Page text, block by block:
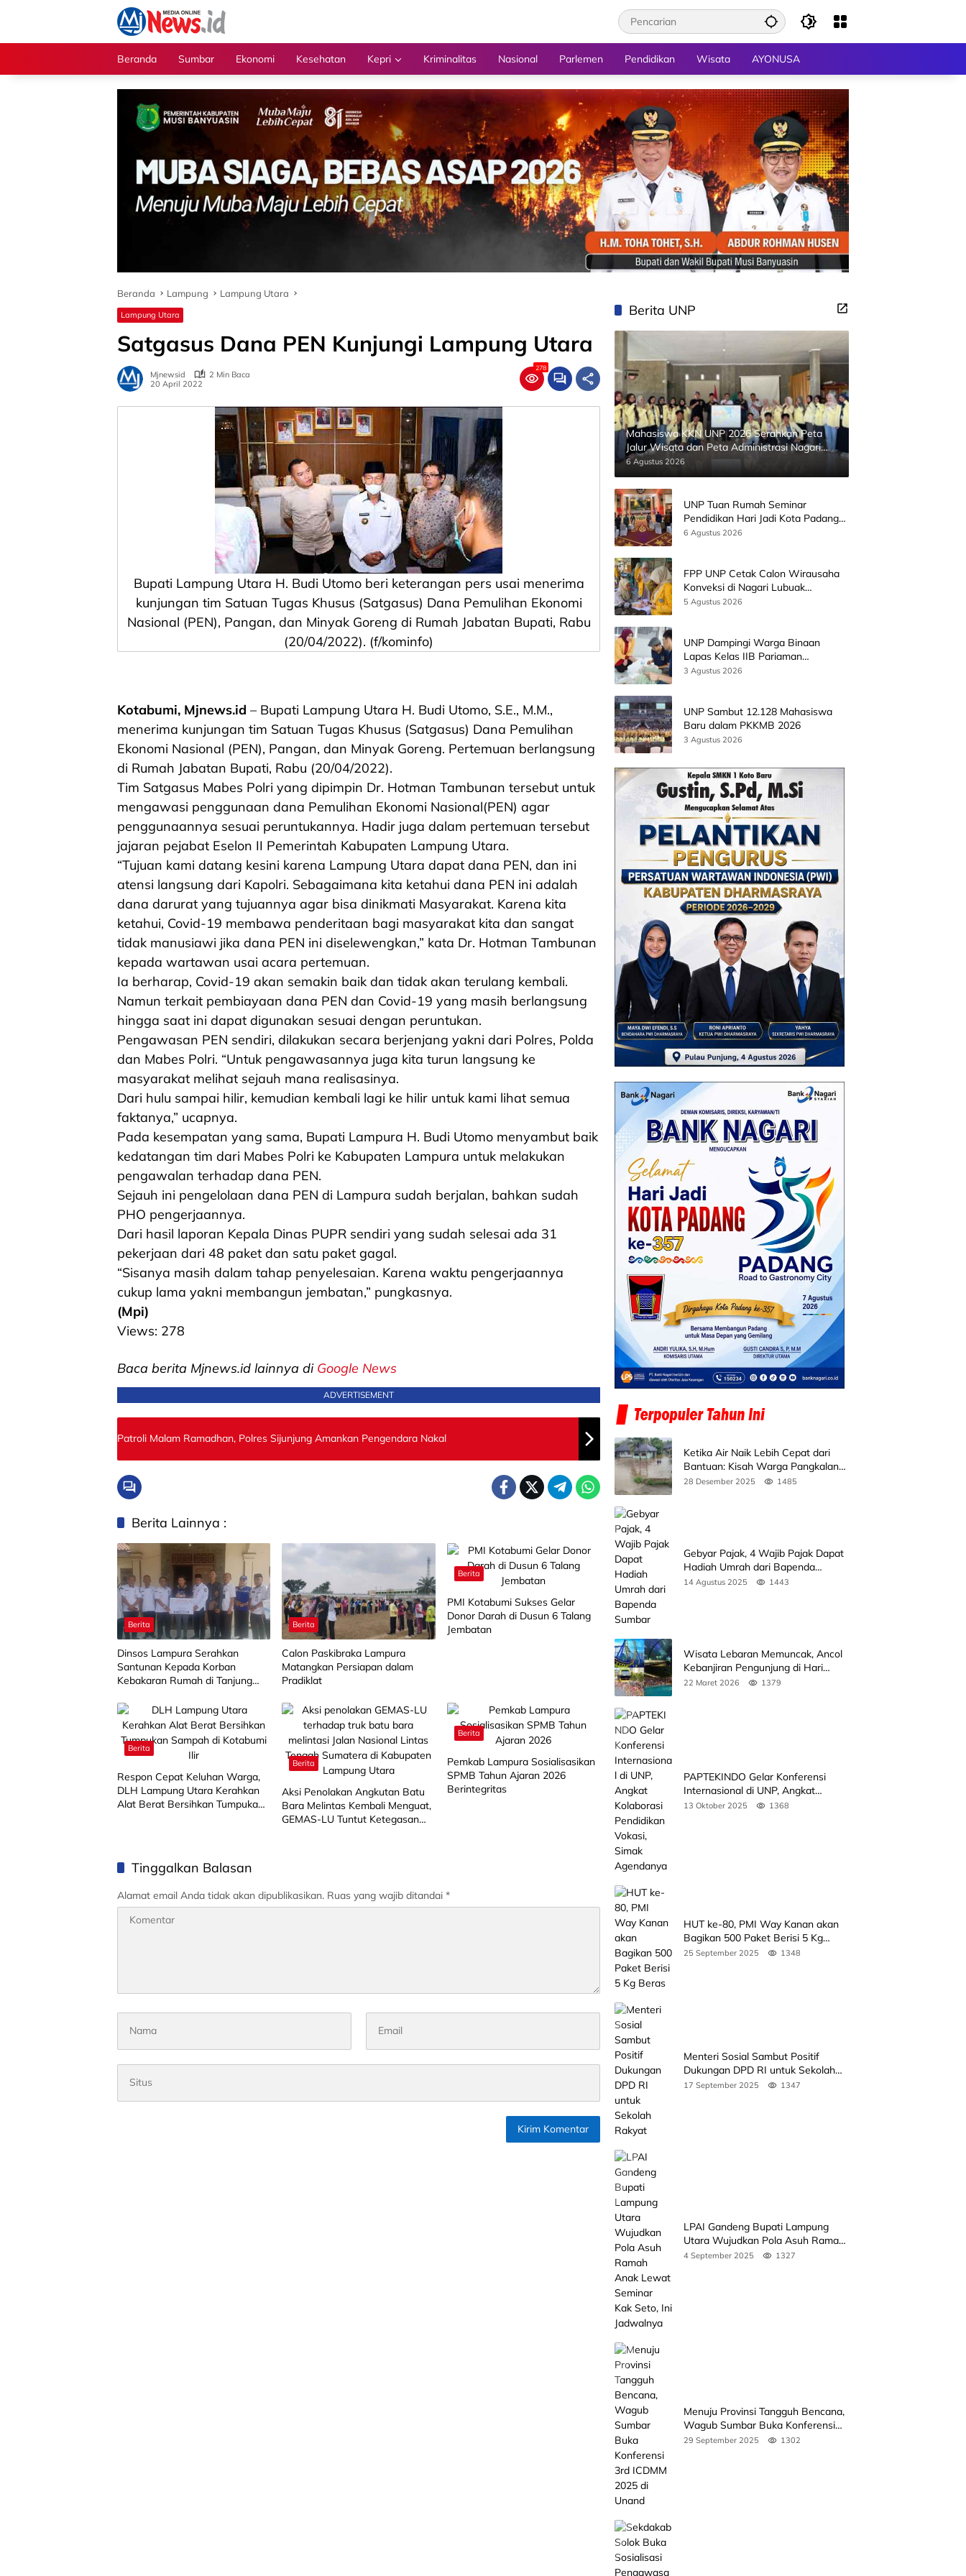
Beranda
Sumbar Ekonomi Kesehatan Kepri Kriminalitas Nasional Parlemen Pendidikan Wisata AYONUSA
Beranda Lampung Lampung Utara
Lampung Utara
Satgasus Dana PEN Kunjungi Lampung Utara
Mjnewsid
2 Min Baca
20 April 2022
278
Bupati Lampung Utara H. Budi Utomo beri keterangan pers usai menerima
kunjungan tim Satuan Tugas Khusus (Satgasus) Dana Pemulihan Ekonomi
Nasional (PEN), Pangan, dan Minyak Goreng di Rumah Jabatan Bupati, Rabu
(20/04/2022). (f/kominfo)
Kotabumi, Mjnews.id – Bupati Lampung Utara H. Budi Utomo, S.E., M.M.,
menerima kunjungan tim Satuan Tugas Khusus (Satgasus) Dana Pemulihan
Ekonomi Nasional (PEN), Pangan, dan Minyak Goreng. Pertemuan berlangsung
di Rumah Jabatan Bupati, Rabu (20/04/2022).
Tim Satgasus Mabes Polri yang dipimpin Dr. Hotman Tambunan tersebut untuk
mengawasi penggunaan dana Pemulihan Ekonomi Nasional(PEN) agar
penggunaannya sesuai peruntukannya. Hadir juga dalam pertemuan tersebut
jajaran pejabat Eselon II Pemerintah Kabupaten Lampung Utara.
“Tujuan kami datang kesini karena Lampung Utara dapat dana PEN, dan ini
atensi langsung dari Kapolri. Sebagaimana kita ketahui dana PEN ini adalah
dana darurat yang tujuannya agar bisa dinikmati Masyarakat. Karena kita
ketahui, Covid-19 membawa penderitaan bagi masyarakat kita dan sangat
tidak manusiawi jika dana PEN ini diselewengkan,” kata Dr. Hotman Tambunan
kepada wartawan usai acara pertemuan.
Ia berharap, Covid-19 akan semakin baik dan tidak akan terulang kembali.
Namun terkait pembiayaan dana PEN dan Covid-19 yang masih berlangsung
hingga saat ini dapat digunakan sesuai dengan peruntukan.
Pengawasan PEN sendiri, dilakukan secara berjenjang yakni dari Polres, Polda
dan Mabes Polri. “Untuk pengawasannya juga kita turun langsung ke
masyarakat melihat sejauh mana realisasinya.
Dari hulu sampai hilir, kemudian kembali lagi ke hilir untuk kami lihat semua
faktanya,” ucapnya.
Pada kesempatan yang sama, Bupati Lampura H. Budi Utomo menyambut baik
kedatangan tim dari Mabes Polri ke Kabupaten Lampura untuk melakukan
pengawalan terhadap dana PEN.
Sejauh ini pengelolaan dana PEN di Lampura sudah berjalan, bahkan sudah
PHO pengerjaannya.
Dari hasil laporan Kepala Dinas PUPR sendiri yang sudah selesai ada 31
pekerjaan dari 48 paket dan satu paket gagal.
“Sisanya masih dalam tahap penyelesaian. Karena waktu pengerjaannya
cukup lama yakni membangun jembatan,” pungkasnya.
(Mpi)
Views: 278
Baca berita Mjnews.id lainnya di Google News
ADVERTISEMENT
Patroli Malam Ramadhan, Polres Sijunjung Amankan Pengendara Nakal
Berita Lainnya :
Berita
Dinsos Lampura Serahkan
Santunan Kepada Korban
Kebakaran Rumah di Tanjung
Berita
Calon Paskibraka Lampura
Matangkan Persiapan dalam
Pradiklat
Berita
PMI Kotabumi Sukses Gelar
Donor Darah di Dusun 6 Talang
Jembatan
Berita
Respon Cepat Keluhan Warga,
DLH Lampung Utara Kerahkan
Alat Berat Bersihkan Tumpukan
Berita
Aksi Penolakan Angkutan Batu
Bara Melintas Kembali Menguat,
GEMAS-LU Tuntut Ketegasan
Berita
Pemkab Lampura Sosialisasikan
SPMB Tahun Ajaran 2026
Berintegritas
Tinggalkan Balasan
Alamat email Anda tidak akan dipublikasikan. Ruas yang wajib ditandai *
Berita UNP
Mahasiswa KKN UNP 2026 Serahkan Peta
Jalur Wisata dan Peta Administrasi Nagari
Paninggahan
6 Agustus 2026
UNP Tuan Rumah Seminar
Pendidikan Hari Jadi Kota Padang
Bersama Wamen Diktisainstek dan
6 Agustus 2026
FPP UNP Cetak Calon Wirausaha
Konveksi di Nagari Lubuak
Batingkok Limapuluh Kota
5 Agustus 2026
UNP Dampingi Warga Binaan
Lapas Kelas IIB Pariaman
Kembangkan Produk Kreatif
3 Agustus 2026
UNP Sambut 12.128 Mahasiswa
Baru dalam PKKMB 2026
3 Agustus 2026
Ketika Air Naik Lebih Cepat dari
Bantuan: Kisah Warga Pangkalan
Koto Baru Bertahan di Tengah
28 Desember 2025 1485
Gebyar Pajak, 4 Wajib Pajak Dapat
Hadiah Umrah dari Bapenda
Sumbar
14 Agustus 2025 1443
Wisata Lebaran Memuncak, Ancol
Kebanjiran Pengunjung di Hari
Kedua
22 Maret 2026 1379
PAPTEKINDO Gelar Konferensi
Internasional di UNP, Angkat
Kolaborasi Pendidikan Vokasi,
13 Oktober 2025 1368
HUT ke-80, PMI Way Kanan akan
Bagikan 500 Paket Berisi 5 Kg
Beras
25 September 2025 1348
Menteri Sosial Sambut Positif
Dukungan DPD RI untuk Sekolah
Rakyat
17 September 2025 1347
LPAI Gandeng Bupati Lampung
Utara Wujudkan Pola Asuh Ramah
Anak Lewat Seminar Kak Seto, Ini
4 September 2025 1327
Menuju Provinsi Tangguh Bencana,
Wagub Sumbar Buka Konferensi
3rd ICDMM 2025 di Unand
29 September 2025 1302